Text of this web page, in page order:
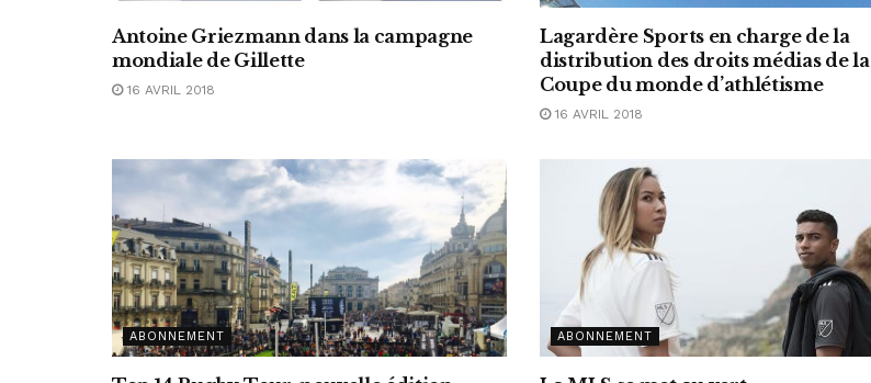
Antoine Griezmann dans la campagne
mondiale de Gillette
16 AVRIL 2018
Lagardère Sports en charge de la
distribution des droits médias de la
Coupe du monde d’athlétisme
16 AVRIL 2018
ABONNEMENT ABONNEMENT